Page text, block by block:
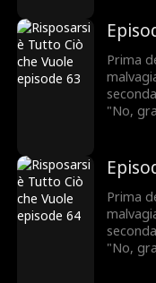
Prima
"No,
Prima
"No,